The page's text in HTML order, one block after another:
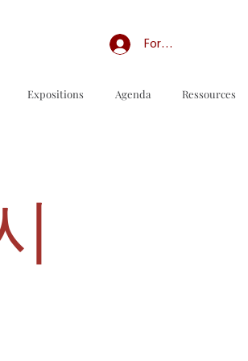
Forum
Expositions Agenda Ressources